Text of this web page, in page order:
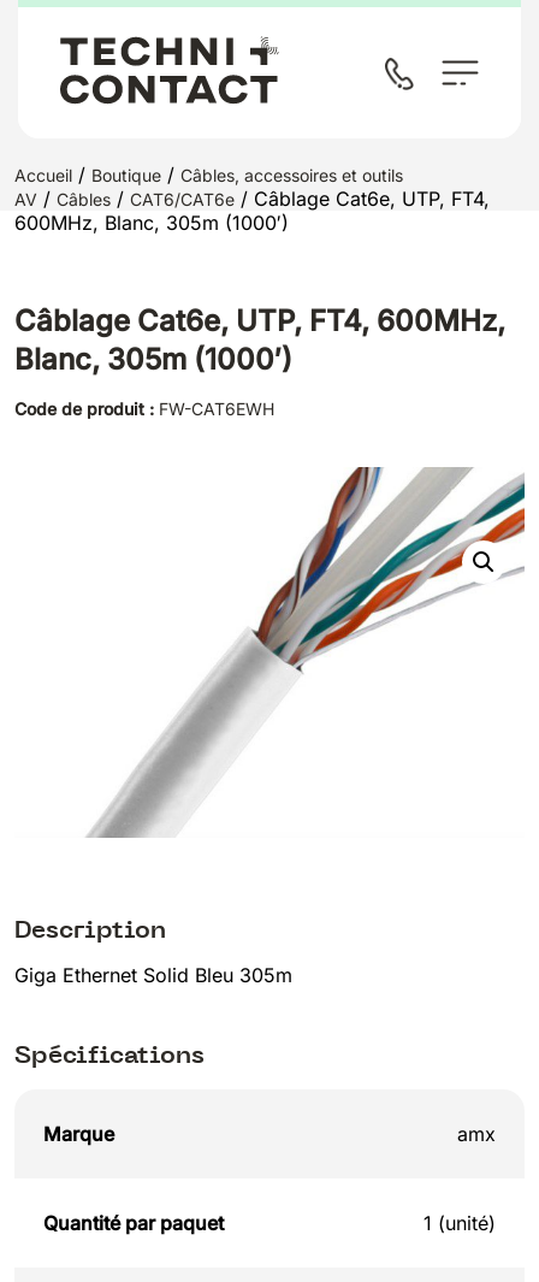
Accueil / Boutique / Câbles, accessoires et outils
AV / Câbles / CAT6/CAT6e / Câblage Cat6e, UTP, FT4,
600MHz, Blanc, 305m (1000′)
Câblage Cat6e, UTP, FT4, 600MHz,
Blanc, 305m (1000′)
Code de produit : FW-CAT6EWH
Description
Giga Ethernet Solid Bleu 305m
Spécifications
Marque amx
Quantité par paquet 1 (unité)